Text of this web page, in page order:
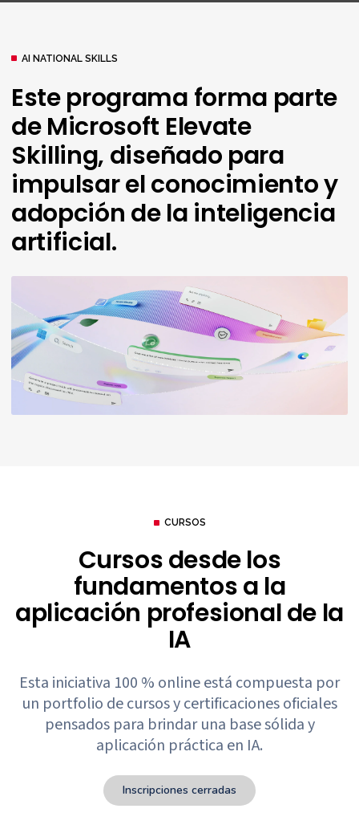
AI NATIONAL SKILLS
Este programa forma parte
de Microsoft Elevate
Skilling, diseñado para
impulsar el conocimiento y
adopción de la inteligencia
artificial.
CURSOS
Cursos desde los
fundamentos a la
aplicación profesional de la
IA
Esta iniciativa 100 % online está compuesta por
un portfolio de cursosy certificaciones oficiales
pensados para brindar una base sólida y
aplicación práctica en IA.
Inscripciones cerradas